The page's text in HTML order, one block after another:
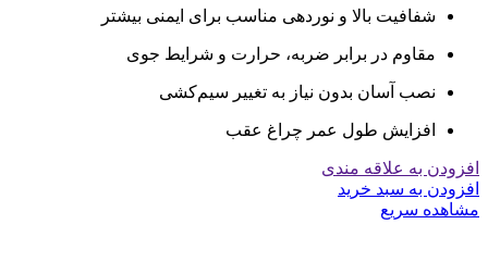
شفافیت بالا و نوردهی مناسب برای ایمنی بیشتر
مقاوم در برابر ضربه، حرارت و شرایط جوی
نصب آسان بدون نیاز به تغییر سیم‌کشی
افزایش طول عمر چراغ عقب
افزودن به علاقه مندی
افزودن به سبد خرید
مشاهده سریع